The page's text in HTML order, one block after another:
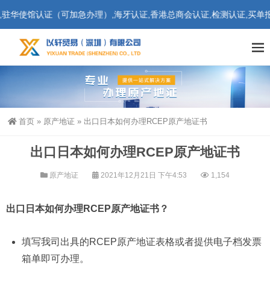
馆认证（可加急办理）,海牙认证,香港总商会认证,检测认证,买单报
首页 » 原产地证 » 出口日本如何办理RCEP原产地证书
出口日本如何办理RCEP原产地证书
原产地证 2021年12月21日 下午4:53 1,154
出口日本如何办理RCEP原产地证书？
填写我司出具的RCEP原产地证表格或者提供电子档发票
箱单即可办理。